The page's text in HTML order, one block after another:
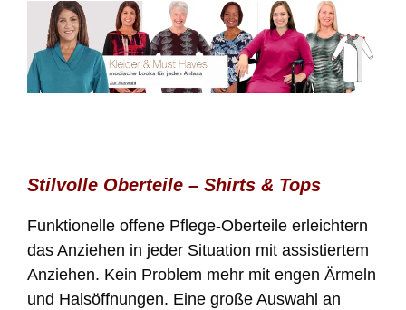
Stilvolle Oberteile – Shirts & Tops
Funktionelle offene Pflege-Oberteile erleichtern
das Anziehen in jeder Situation mit assistiertem
Anziehen. Kein Problem mehr mit engen Ärmeln
und Halsöffnungen. Eine große Auswahl an